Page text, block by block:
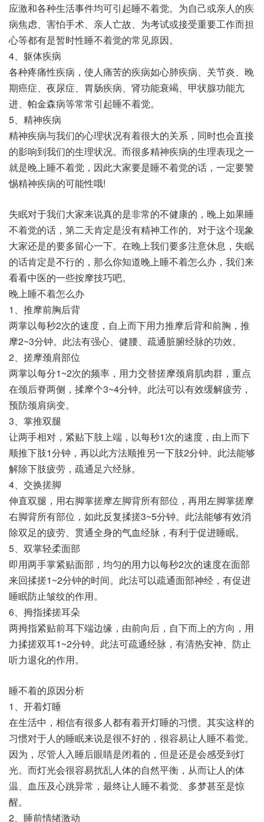
应激和各种生活事件均可引起睡不着觉。为自己或亲人的疾
病焦虑、害怕手术、亲人亡故、为考试或接受重要工作而担
心等都有是暂时性睡不着觉的常见原因。
4、躯体疾病
各种疼痛性疾病，使人痛苦的疾病如心肺疾病、关节炎、晚
期癌症、夜尿症、胃肠疾病、肾功能衰竭、甲状腺功能亢
进、帕金森病等常常引起睡不着觉。
5、精神疾病
精神疾病与我们的心理状况有着很大的关系，同时也会直接
的影响到我们的生理状况。而很多精神疾病的生理表现之一
就是晚上睡不着觉，因此大家要是睡不着觉的话，一定要警
惕精神疾病的可能性哦!
失眠对于我们大家来说真的是非常的不健康的，晚上如果睡
不着觉的话，第二天肯定是没有精神工作的。对于这个现象
大家还是的要多留心一下。在晚上我们要多注意休息，失眠
的话肯定是不行的，那么你知道晚上睡不着怎么办，我们来
看看中医的一些按摩技巧吧。
晚上睡不着怎么办
1、推摩前胸后背
两掌以每秒2次的速度，自上而下用力推摩后背和前胸，推
摩2~3分钟。此法有强心、健腰、疏通脏腑经脉的功效。
2、搓摩颈肩部位
两掌以每分1~2次的频率，用力交替搓摩颈肩肌肉群，重点
在颈后脊两侧，揉摩个3~4分钟。此法可以有效缓解疲劳，
预防颈肩病变。
3、掌推双腿
让两手相对，紧贴下肢上端，以每秒1次的速度，由上而下
顺推下肢1分钟，再以此方法顺推另一下肢2分钟。此法能够
解除下肢疲劳，疏通足六经脉。
4、交换搓脚
伸直双腿，用右脚掌搓摩左脚背所有部位，再用左脚掌搓摩
右脚背所有部位，如此反复揉搓3~5分钟。此法能够有效消
除双足的疲劳、贯通全身的气血经脉，有利于促进睡眠。
5、双掌轻柔面部
即用两手掌紧贴面部，均匀的用力以每秒2次的速度在面部
来回揉搓1~2分钟的时间。此法可以疏通面部神经，有促进
睡眠防止皱纹的作用。
6、拇指揉搓耳朵
两拇指紧贴前耳下端边缘，由前向后，自下而上的方向，用
力揉搓双耳1~2分钟。此法可疏通经脉，有清热安神、防止
听力退化的作用。
睡不着的原因分析
1、开着灯睡
在生活中，相信有很多人都有着开灯睡的习惯。其实这样的
习惯对于人的睡眠来说是很不好的，很容易让人睡不着觉。
因为，尽管人入睡后眼睛是闭着的，但是还是会感受到灯
光。而灯光会很容易扰乱人体的自然平衡，从而让人的体
温、血压及心跳异常，最终让人睡不着觉、多梦甚至是惊
醒。
2、睡前情绪激动